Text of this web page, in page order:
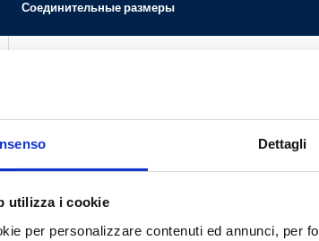
Dettagli
utilizza i cookie
per personalizzare contenuti ed annunci, per
Соединительные размеры
G 1 1/4 M - G 1 1/2 RN